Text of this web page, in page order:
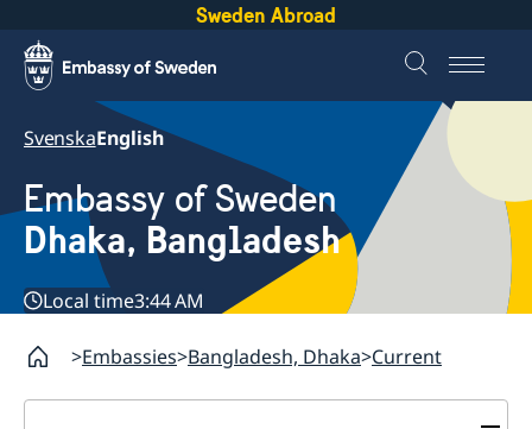
Sweden Abroad
SvenskaEnglish
Embassy of Sweden
Dhaka, Bangladesh
Local time3:44 AM
Embassies Bangladesh, Dhaka Current